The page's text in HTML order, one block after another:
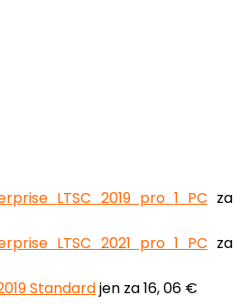
LTSC 2019 pro 1 PC za
LTSC 2021 pro 1 PC za
Standardjen za 16, 06 €